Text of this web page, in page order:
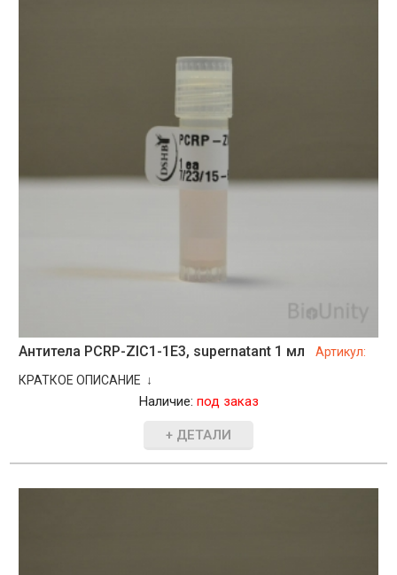
Антитела PCRP-ZIC1-1E3, supernatant 1 мл
Артикул:
КРАТКОЕ ОПИСАНИЕ ↓
Наличие: под заказ
+ ДЕТАЛИ